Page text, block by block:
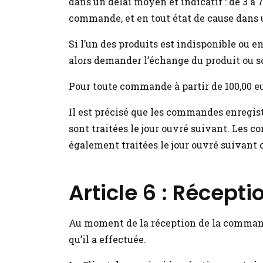
commande, et en tout état de cause
Si l’un des produits est indisponible ou
alors demander l’échange du produit ou
Pour toute commande à partir de
Il est précisé que les commandes
sont traitées le jour ouvré suivant. Les
également traitées le jour ouvré suivant
Article 6 :
Au moment de la réception de la
qu’il a effectuée.